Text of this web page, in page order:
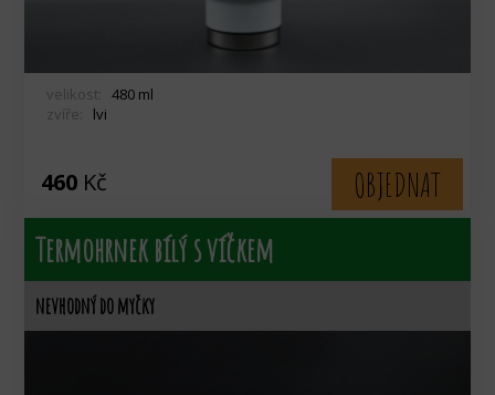
velikost:
480 ml
zvíře:
lvi
460 Kč
OBJEDNAT
Termohrnek bílý s víčkem
nevhodný do myčky